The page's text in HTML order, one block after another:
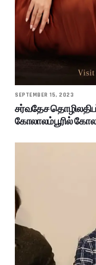
SEPTEMBER 15, 2023
சர்வதேச
கோலாலம்பூரில்